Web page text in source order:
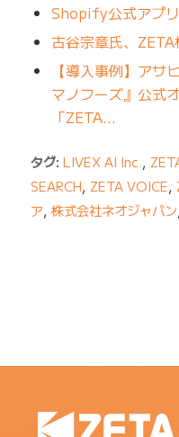
Shopify公式アプ
古谷宗章氏、
【導入事例】アサ
マノフーズ』公式
「ZETA…
タグ: LIVEX AI Inc. ,
SEARCH, ZETA VOICE,
ア, 株式会社ネオジャパン,